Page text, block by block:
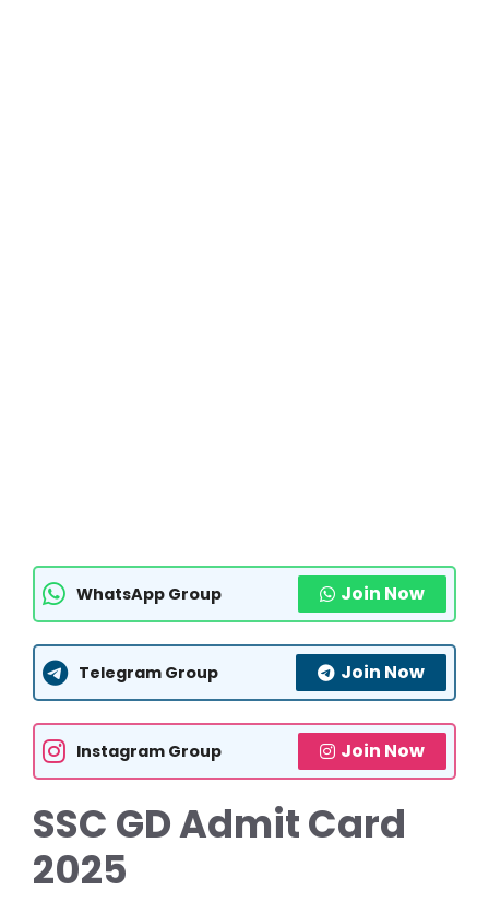
WhatsApp Group Join Now
Telegram Group Join Now
Instagram Group Join Now
SSC GD Admit Card
2025